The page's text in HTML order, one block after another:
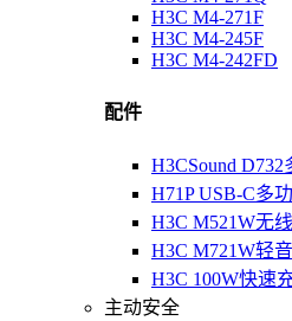
H3C M4-271F
H3C M4-245F
H3C M4-242FD
配件
H3CSound
H71P USB-C多
H3C M521W无
H3C M721W轻
H3C 100W快速
主动安全